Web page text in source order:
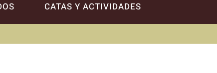
CATAS Y ACTIVIDADES